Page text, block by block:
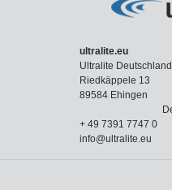
ultralite.eu
Ultralite
Riedkäppele 13
89584 Ehingen
+ 49 7391 7747 0
info@ultralite.eu